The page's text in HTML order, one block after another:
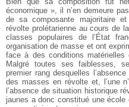
économique », il n’en demeure
de sa composante majoritaire
révolte prolétarienne au cours de
classes populaires de l’État
organisation de masse et ont
face à des conditions matérielles
Malgré toutes ses faiblesses,
premier rang desquelles
des masses en révolte et, l’une
l’absence de situation historique
jaunes a donc constitué une